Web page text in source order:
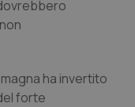
ha invertito
forte